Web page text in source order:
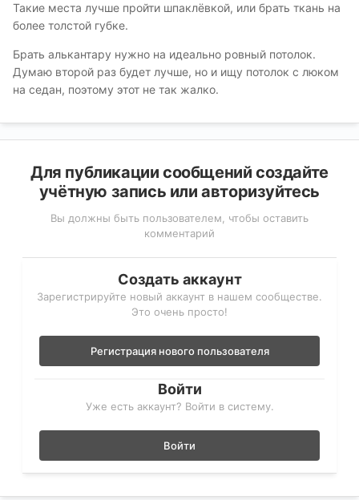
Такие места лучше пройти шпаклёвкой, или брать ткань на
более толстой губке.
Брать алькантару нужно на идеально ровный потолок.
Думаю второй раз будет лучше, но и ищу потолок с люком
на седан, поэтому этот не так жалко.
Для публикации сообщений создайте
учётную запись или авторизуйтесь
Вы должны быть пользователем, чтобы оставить
комментарий
Создать аккаунт
Зарегистрируйте новый аккаунт в нашем сообществе.
Это очень просто!
Регистрация нового пользователя
Войти
Уже есть аккаунт? Войти в систему.
Войти